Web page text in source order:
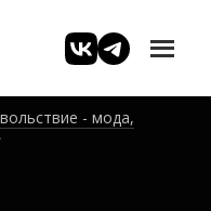
- мода,